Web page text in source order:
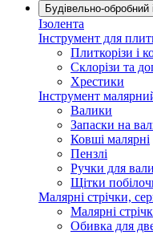
Будівельно-обробний
Ізолента
Інструмент для
Плиткорізи і
Склорізи та
Хрестики
Інструмент
Валики
Запаски на
Ковші малярні
Пензлі
Ручки для
Щітки
Малярні стрічки,
Малярні
Обивка для